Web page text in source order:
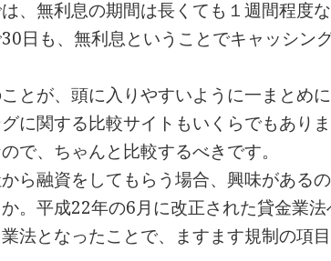
、無利息の期間は長くても１週間程度
日も、無利息ということでキャッシン
とが、頭に入りやすいように一まとめ
に関する比較サイトもいくらでもあり
で、ちゃんと比較するべきです。
ら融資をしてもらう場合、興味がある
。平成22年の6月に改正された貸金業
法となったことで、ますます規制の項